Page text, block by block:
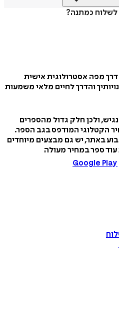
לשלוח כמתנה?
מפה אסטרולוגית אישית
והדרך לחיים מלאי משמעות
ולכן חלק גדול מהספרים
הקטלוגי המודפס בגב הספר.
באתר, יש גם מבצעים מיוחדים
עוד ספר במחיר מעולה
Google Play